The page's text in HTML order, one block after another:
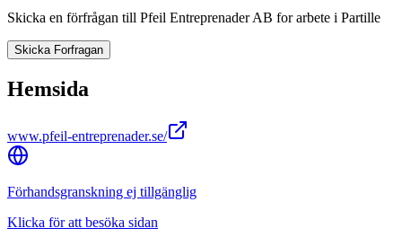
Skicka en förfrågan till Pfeil Entreprenader AB for arbete i Partille
Skicka Forfragan
Hemsida
www.pfeil-entreprenader.se/
Förhandsgranskning ej tillgänglig
Klicka för att besöka sidan